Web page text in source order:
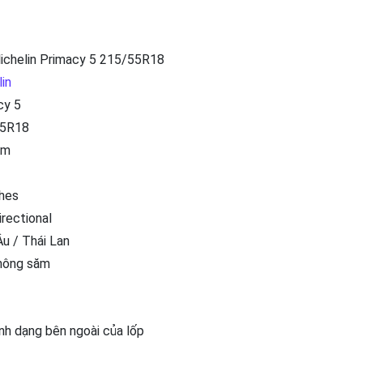
Primacy 5 215/55R18
5
/ Thái Lan
săm
dạng bên ngoài của lốp